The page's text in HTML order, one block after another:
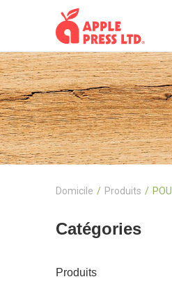
Domicile Produits
Catégories
Produits